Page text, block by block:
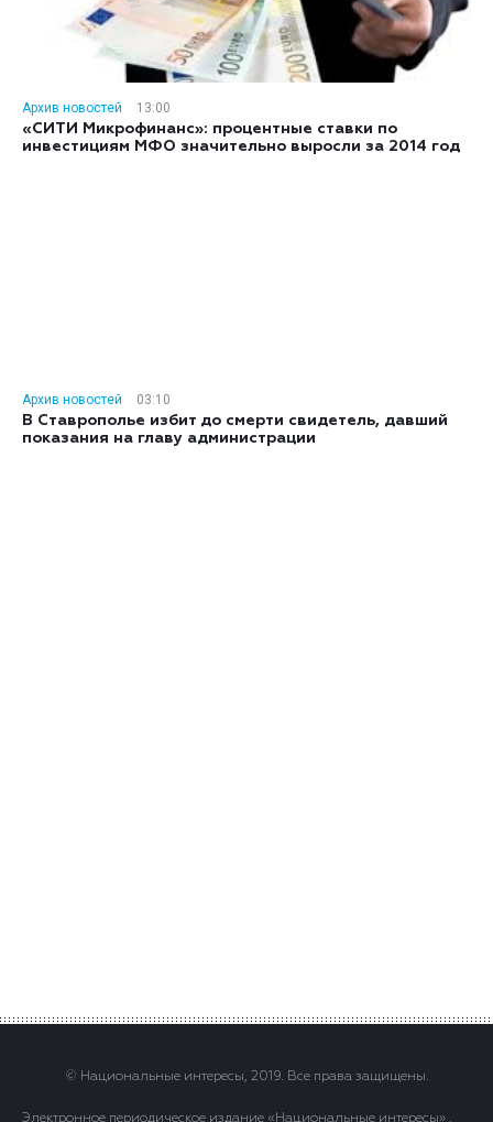
Архив новостей
13:00
«СИТИ Микрофинанс»: процентные ставки по
инвестициям МФО значительно выросли за 2014 год
Архив новостей
03:10
В Ставрополье избит до смерти свидетель, давший
показания на главу администрации
© Национальные интересы, 2019. Все права защищены.
Электронное периодическое издание «Национальные интересы» .